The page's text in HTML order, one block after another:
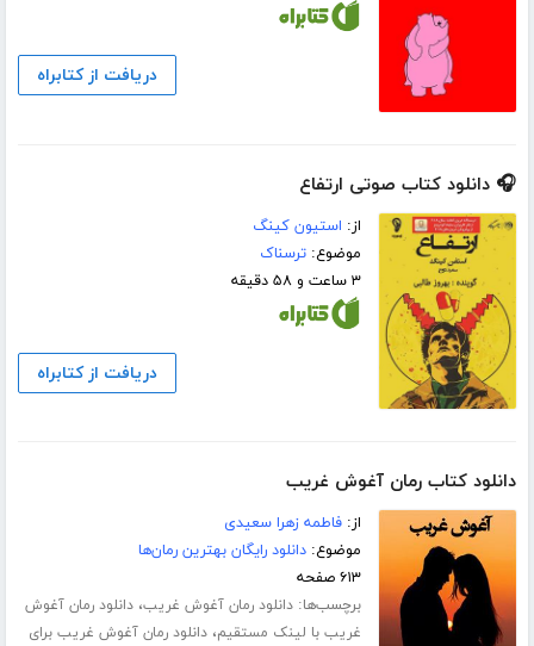
دریافت از کتابراه
🎧 دانلود کتاب صوتی ارتفاع
از: استیون کینگ
موضوع:ترسناک
۳ ساعت و ۵۸ دقیقه
دریافت از کتابراه
دانلود کتاب رمان آغوش غریب
از:فاطمه زهرا سعیدی
موضوع:دانلود رایگان بهترین رمان‌ها
۶۱۳ صفحه
برچسب‌ها:دانلود رمان آغوش غریب،دانلود رمان آغوش
غریب با لینک مستقیم،دانلود رمان آغوش غریب برای